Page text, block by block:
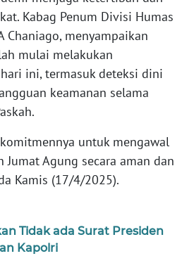
Kabag Penum Divisi Humas
Chaniago, menyampaikan
mulai melakukan
ini, termasuk deteksi dini
keamanan selama
untuk mengawal
Jumat Agung secara aman dan
Kamis (17/4/2025).
Tidak ada Surat Presiden
Kapolri